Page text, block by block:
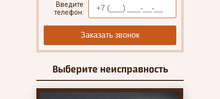
Введите
телефон:
Заказать звонок
Выберите неисправность